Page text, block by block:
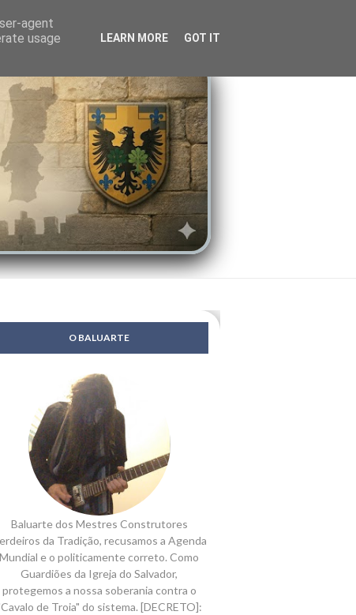
LENDAS
O BALUARTE
Baluarte dos Mestres Construtores
da Tradição, recusamos a Agenda
Mundial e o politicamente correto. Como
Guardiões da Igreja do Salvador,
protegemos a nossa soberania contra o
de Troia" do sistema. [DECRETO]:
agent
usage
LEARN MORE GOT IT